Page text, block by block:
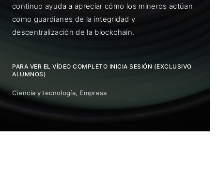
continuo ayuda a apreciar cómo los mineros actúan
como guardianes de la integridad y
descentralización de la blockchain.
PARA VER EL VÍDEO COMPLETO INICIA SESIÓN (EXCLUSIVO
ALUMNOS)
Ciencia y tecnología Empresa